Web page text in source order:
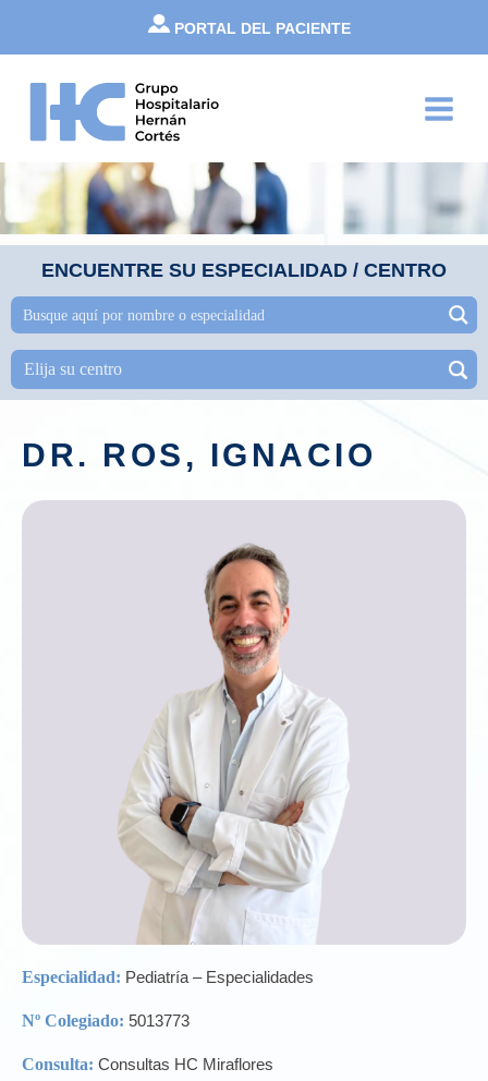
contenido
PORTAL DEL PACIENTE
Menu
ENCUENTRE SU ESPECIALIDAD / CENTRO
DR. ROS, IGNACIO
Especialidad: Pediatría – Especialidades
Nº Colegiado: 5013773
Consulta: Consultas HC Miraflores